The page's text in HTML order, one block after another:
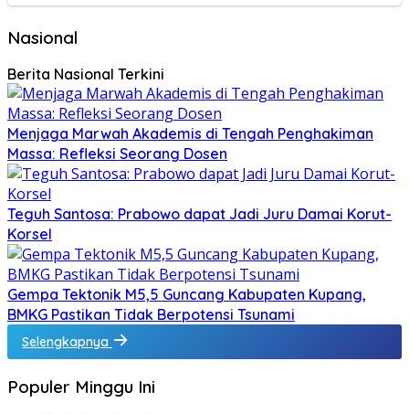
Nasional
Berita Nasional Terkini
Menjaga Marwah Akademis di Tengah Penghakiman
Massa: Refleksi Seorang Dosen
Teguh Santosa: Prabowo dapat Jadi Juru Damai Korut-
Korsel
Gempa Tektonik M5,5 Guncang Kabupaten Kupang,
BMKG Pastikan Tidak Berpotensi Tsunami
Selengkapnya
Populer Minggu Ini